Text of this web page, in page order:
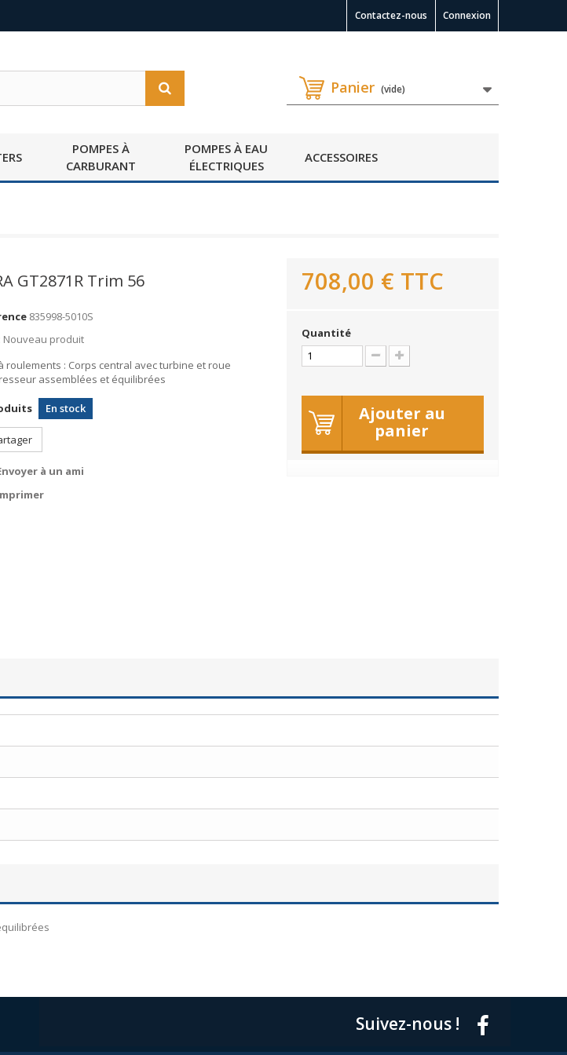
Connexion
Contactez-nous
Panier (vide)
POMPES À
CARBURANT
POMPES À EAU
ÉLECTRIQUES
ACCESSOIRES
GT2871R Trim 56
835998-5010S
Nouveau produit
roulements : Corps central avec turbine et roue
assemblées et équilibrées
En stock
à un ami
708,00 € TTC
Quantité
Ajouter au
panier
Suivez-nous !